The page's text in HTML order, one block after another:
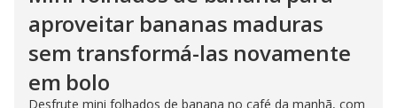
aproveitar bananas maduras
sem transformá-las novamente
em bolo
Desfrute mini folhados de banana no café da manhã, com